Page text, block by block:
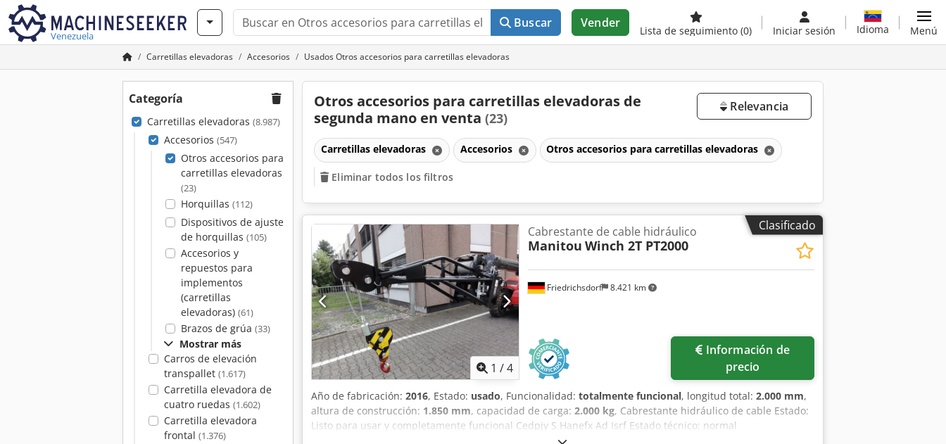
Venezuela
Buscar Vender
Lista de seguimiento (0) Iniciar sesión Idioma Menú
Carretillas elevadoras Accesorios Usados Otros accesorios para carretillas elevadoras
Categoría
Carretillas elevadoras (8.987)
Accesorios (547)
Otros accesorios para
carretillas elevadoras
(23)
Horquillas (112)
Dispositivos de ajuste
de horquillas (105)
Accesorios y
repuestos para
implementos
(carretillas
elevadoras) (61)
Brazos de grúa (33)
Mostrar más
Carros de elevación
transpallet (1.617)
Carretilla elevadora de
cuatro ruedas (1.602)
Carretilla elevadora
frontal (1.376)
Otros accesorios para carretillas elevadoras de
segunda mano en venta (23)
Relevancia
Carretillas elevadoras Accesorios Otros accesorios para carretillas elevadoras
Eliminar todos los filtros
Clasificado
1 /4
Friedrichsdorf 8.421 km
Cabrestante de cable hidráulico
Manitou Winch 2T PT2000
precio
Año de fabricación: 2016, Estado: usado, Funcionalidad: totalmente funcional, longitud total: 2.000 mm,
altura de construcción: 1.850 mm, capacidad de carga: 2.000 kg, Cabrestante hidráulico de cable Estado:
Listo para usar y completamente funcional Cedpjy S Hanefx Ad Isrf Estado técnico: normal